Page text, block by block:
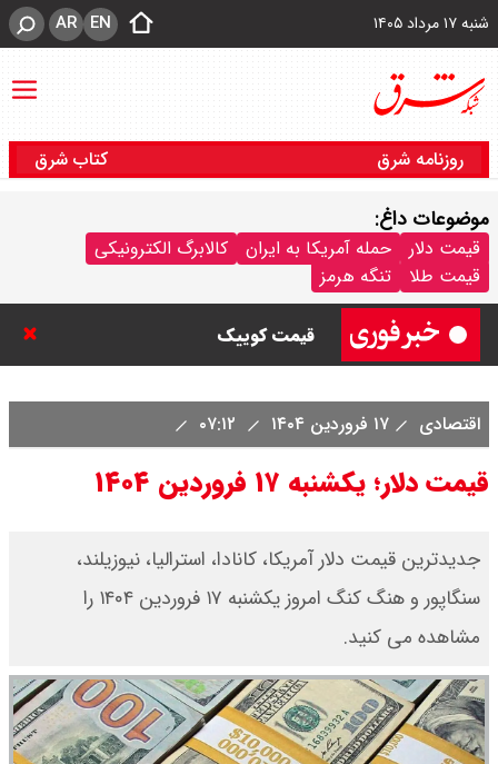
شنبه ۱۷ مرداد ۱۴۰۵ EN
AR
روزنامه شرق کتاب شرق
موضوعات داغ:
قیمت دلار حمله آمریکا به ایران
کالابرگ الکترونیکی
قیمت طلا
تنگه هرمز
قیمت خودرو امروز شنبه ۱۷ مرداد
قیمت کوییک
اقتصادی ۱۷ فروردین ۱۴۰۴
قیمت دلار؛ یکشنبه ۱۷ فروردین ۱۴۰۴
جدیدترین قیمت دلار آمریکا، کانادا، استرالیا، نیوزیلند،
سنگاپور و هنگ کنگ امروز یکشنبه ۱۷ فروردین ۱۴۰۴ را
مشاهده می کنید.